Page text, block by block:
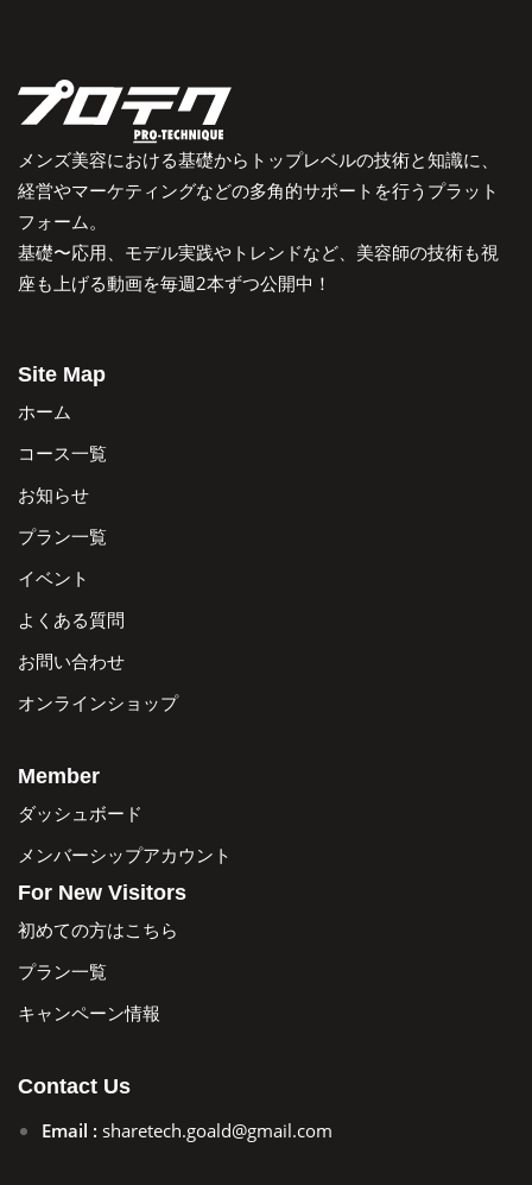
メンズ美容における基礎からトップレベルの技術と知識に、
経営やマーケティングなどの多角的サポートを行うプラット
フォーム。
基礎〜応用、モデル実践やトレンドなど、美容師の技術も視
座も上げる動画を毎週2本ずつ公開中！
Site Map
ホーム
コース一覧
お知らせ
プラン一覧
イベント
よくある質問
お問い合わせ
オンラインショップ
Member
ダッシュボード
メンバーシップアカウント
For New Visitors
初めての方はこちら
プラン一覧
キャンペーン情報
Contact Us
Email : sharetech.goald@gmail.com